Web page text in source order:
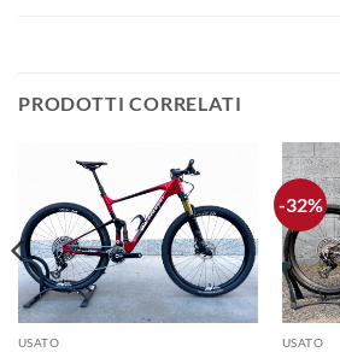
PRODOTTI CORRELATI
USATO
-32%
USATO